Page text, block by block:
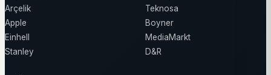
Arçelik
Apple
Einhell
Stanley
Teknosa
Boyner
MediaMarkt
D&R